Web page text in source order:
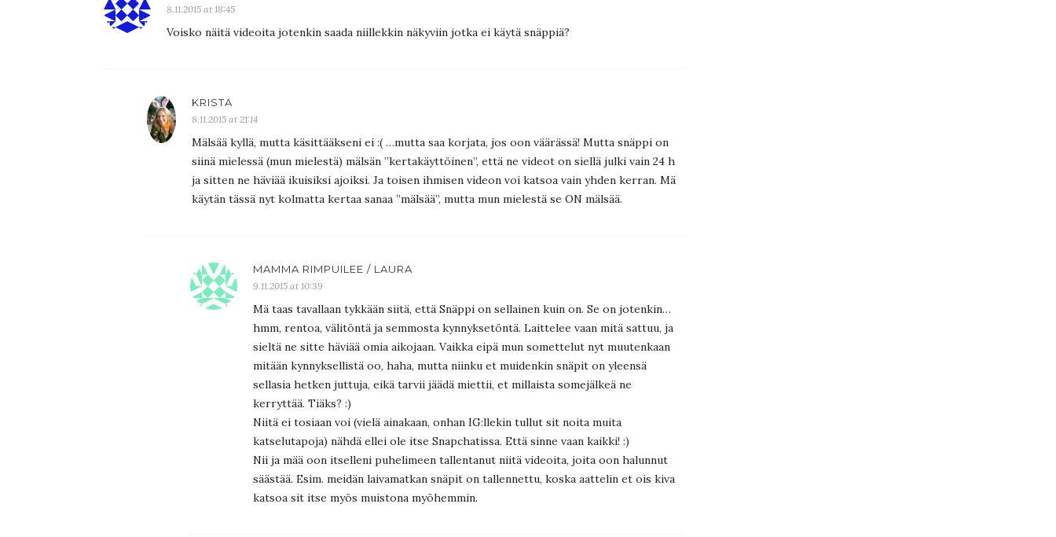
8.11.2015 at 18:45
Voisko näitä videoita jotenkin saada niillekkin näkyviin jotka ei käytä snäppiä?
KRISTA
8.11.2015 at 21:14
Mälsää kyllä, mutta käsittääkseni ei :( …mutta saa korjata, jos oon väärässä! Mutta snäppi on
siinä mielessä (mun mielestä) mälsän ”kertakäyttöinen”, että ne videot on siellä julki vain 24 h
ja sitten ne häviää ikuisiksi ajoiksi. Ja toisen ihmisen videon voi katsoa vain yhden kerran. Mä
käytän tässä nyt kolmatta kertaa sanaa ”mälsää”, mutta mun mielestä se ON mälsää.
MAMMA RIMPUILEE / LAURA
9.11.2015 at 10:39
Mä taas tavallaan tykkään siitä, että Snäppi on sellainen kuin on. Se on jotenkin…
hmm, rentoa, välitöntä ja semmosta kynnyksetöntä. Laittelee vaan mitä sattuu, ja
sieltä ne sitte häviää omia aikojaan. Vaikka eipä mun somettelut nyt muutenkaan
mitään kynnyksellistä oo, haha, mutta niinku et muidenkin snäpit on yleensä
sellasia hetken juttuja, eikä tarvii jäädä miettii, et millaista somejälkeä ne
kerryttää. Tiäks? :)
Niitä ei tosiaan voi (vielä ainakaan, onhan IG:llekin tullut sit noita muita
katselutapoja) nähdä ellei ole itse Snapchatissa. Että sinne vaan kaikki! :)
Nii ja mää oon itselleni puhelimeen tallentanut niitä videoita, joita oon halunnut
säästää. Esim. meidän laivamatkan snäpit on tallennettu, koska aattelin et ois kiva
katsoa sit itse myös muistona myöhemmin.